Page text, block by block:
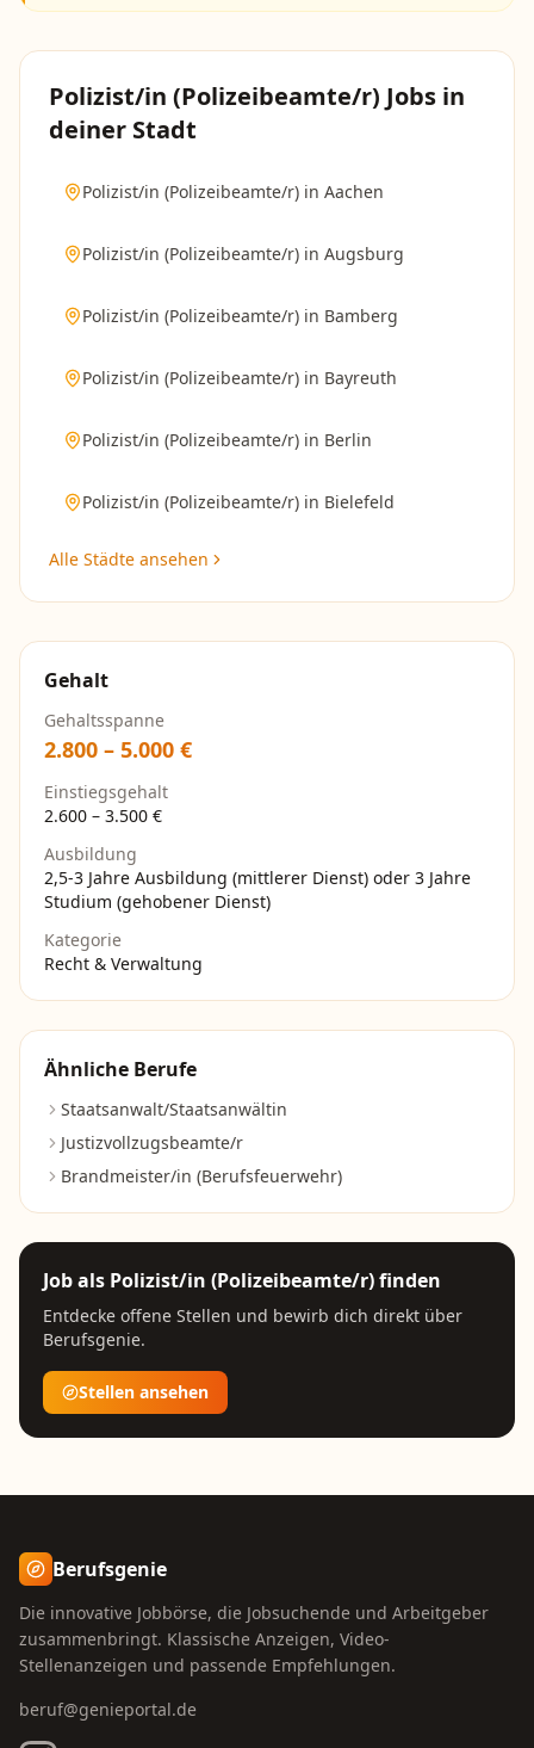
Polizist/in (Polizeibeamte/r) Jobs in
deiner Stadt
Polizist/in (Polizeibeamte/r) in Aachen
Polizist/in (Polizeibeamte/r) in Augsburg
Polizist/in (Polizeibeamte/r) in Bamberg
Polizist/in (Polizeibeamte/r) in Bayreuth
Polizist/in (Polizeibeamte/r) in Berlin
Polizist/in (Polizeibeamte/r) in Bielefeld
Alle Städte ansehen
Gehalt
Gehaltsspanne
2.800 – 5.000 €
Einstiegsgehalt
2.600 – 3.500 €
Ausbildung
2,5-3 Jahre Ausbildung (mittlerer Dienst) oder 3 Jahre
Studium (gehobener Dienst)
Kategorie
Recht & Verwaltung
Ähnliche Berufe
Staatsanwalt/Staatsanwältin
Justizvollzugsbeamte/r
Brandmeister/in (Berufsfeuerwehr)
Job als Polizist/in (Polizeibeamte/r)finden
Entdecke offene Stellen und bewirb dich direkt über
Berufsgenie.
Stellen ansehen
Berufsgenie
Die innovative Jobbörse, die Jobsuchende und Arbeitgeber
zusammenbringt. Klassische Anzeigen, Video-
Stellenanzeigen und passende Empfehlungen.
beruf@genieportal.de